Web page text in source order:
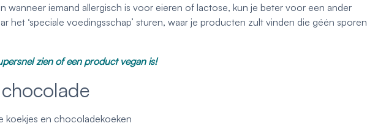
wanneer iemand allergisch is voor eieren of lactose, kun je beter voor een ander
het ‘speciale voedingsschap’ sturen, waar je producten zult vinden die géén sporen
zien of een product vegan is!
koekjes en chocoladekoeken